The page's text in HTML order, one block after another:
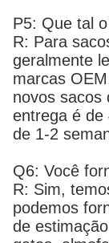
P5: Que tal
R: Para
geralmente
marcas
novos sacos
entrega é de
de 1-2
Q6: Você
R: Sim,
podemos
de